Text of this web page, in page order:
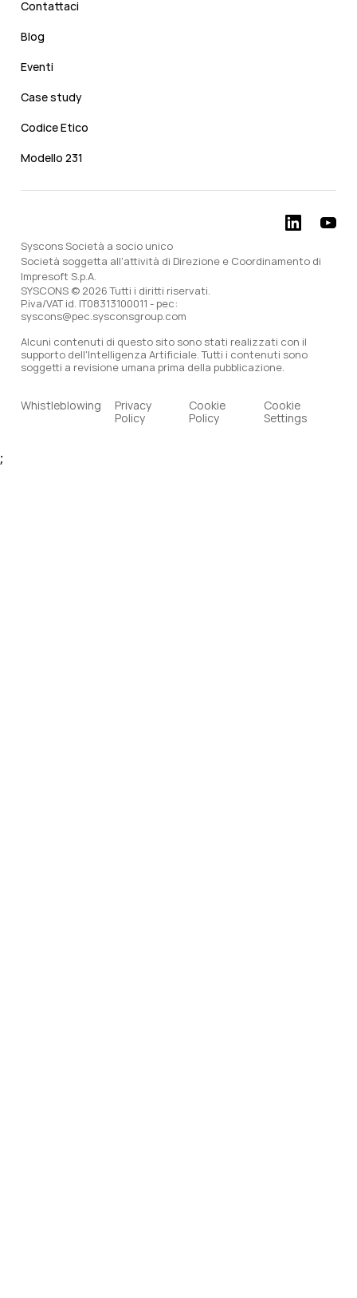
Contattaci
Blog
Eventi
Case study
Codice Etico
Modello 231
Syscons Società a socio unico
Società soggetta all'attività di Direzione e Coordinamento di
Impresoft S.p.A.
SYSCONS © 2026 Tutti i diritti riservati.
P.iva/VAT id. IT08313100011 - pec:
syscons@pec.sysconsgroup.com
Alcuni contenuti di questo sito sono stati realizzati con il
supporto dell'Intelligenza Artificiale. Tutti i contenuti sono
soggetti a revisione umana prima della pubblicazione.
Whistleblowing
Privacy
Policy
Cookie
Policy
Cookie
Settings
;